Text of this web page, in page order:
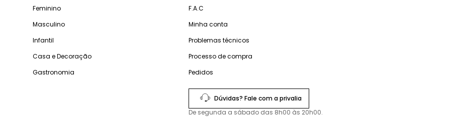
Feminino
Masculino
Infantil
Casa e Decoração
Gastronomia
F.A.C
Minha conta
Problemas técnicos
Processo de compra
Pedidos
Dúvidas? Fale com a privalia
De segunda a sábado das 8h00 às 20h00.